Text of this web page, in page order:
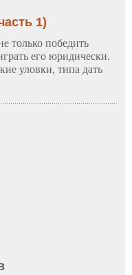
1)
только победить
его юридически.
уловки, типа дать